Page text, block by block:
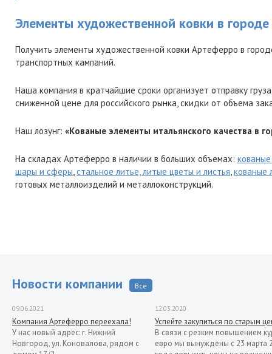
Элементы художественной ковки в городе
Получить элементы художественной ковки Артеферро в
транспортных кампаний.
Наша компания в кратчайшие сроки организует отправку
сниженной цене для российского рынка, скидки от объема
Наш лозунг: «Кованые элементы итальянского качества в
На складах Артеферро в наличии в больших объемах:
шары и сферы,стальное литье, литые цветы и листья,кованые
готовых металлоизделий и металлоконструкций.
Новости компании Все
09.06.2021
Компания Артеферро переехала!
У нас новый адрес: г. Нижний
Новгород, ул. Коновалова, рядом с
12.03.2020
Успейте закупиться по старым
В связи с резким повышением
евро мы вынуждены с 23 марта